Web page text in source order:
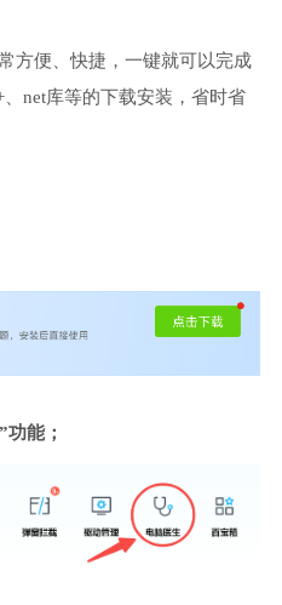
方便、快捷，一键就可以完成
net库等的下载安装，省时省
功能；